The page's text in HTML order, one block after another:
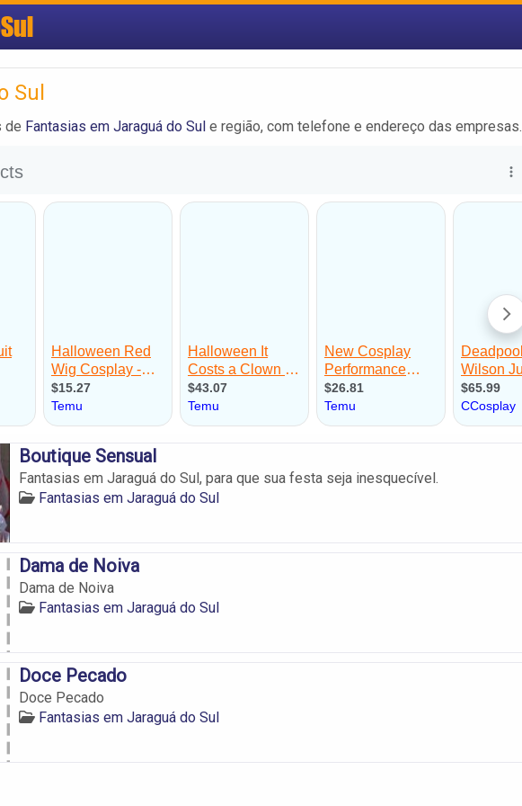
Sul
de Fantasias em Jaraguá do Sul e região, com telefone e endereço das empresas.
Boutique Sensual
Fantasias em Jaraguá do Sul, para que sua festa seja inesquecível.
Fantasias em Jaraguá do Sul
Dama de Noiva
Dama de Noiva
Fantasias em Jaraguá do Sul
Doce Pecado
Doce Pecado
Fantasias em Jaraguá do Sul